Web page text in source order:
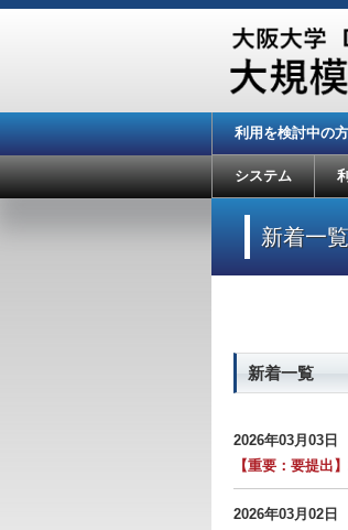
利用を検討中の方
システム
新着一覧
新着一覧
2026年03月03日
【重要：要提出】
2026年03月02日